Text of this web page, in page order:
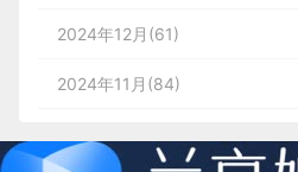
2024年12月(61)
2024年11月(84)